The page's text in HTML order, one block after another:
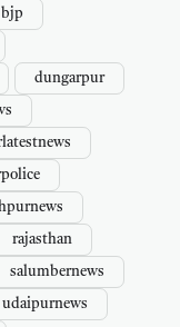
bjp
dungarpur
rajasthan
salumbernews
udaipurnews